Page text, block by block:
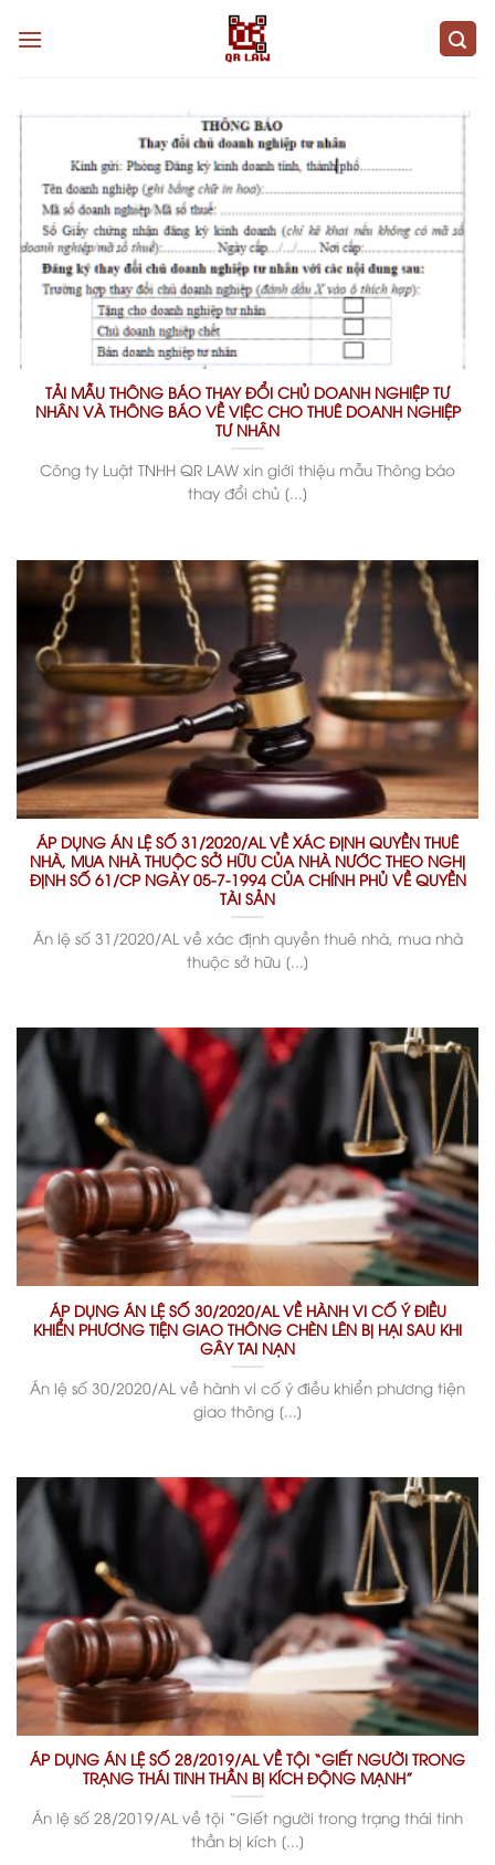
TẢI MẪU THÔNG BÁO THAY ĐỔI CHỦ DOANH NGHIỆP TƯ
NHÂN VÀ THÔNG BÁO VỀ VIỆC CHO THUÊ DOANH NGHIỆP
TƯ NHÂN
Công ty Luật TNHH QR LAW xin giới thiệu mẫu Thông báo
thay đổi chủ [...]
ÁP DỤNG ÁN LỆ SỐ 31/2020/AL VỀ XÁC ĐỊNH QUYỀN THUÊ
NHÀ, MUA NHÀ THUỘC SỞ HỮU CỦA NHÀ NƯỚC THEO NGHỊ
ĐỊNH SỐ 61/CP NGÀY 05-7-1994 CỦA CHÍNH PHỦ VỀ QUYỀN
TÀI SẢN
Án lệ số 31/2020/AL về xác định quyền thuê nhà, mua nhà
thuộc sở hữu [...]
ÁP DỤNG ÁN LỆ SỐ 30/2020/AL VỀ HÀNH VI CỐ Ý ĐIỀU
KHIỂN PHƯƠNG TIỆN GIAO THÔNG CHÈN LÊN BỊ HẠI SAU KHI
GÂY TAI NẠN
Án lệ số 30/2020/AL về hành vi cố ý điều khiển phương tiện
giao thông [...]
ÁP DỤNG ÁN LỆ SỐ 28/2019/AL VỀ TỘI “GIẾT NGƯỜI TRONG
TRẠNG THÁI TINH THẦN BỊ KÍCH ĐỘNG MẠNH”
Án lệ số 28/2019/AL về tội “Giết người trong trạng thái tinh
thần bị kích [...]